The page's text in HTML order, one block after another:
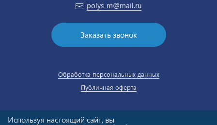
polys_m@mail.ru
Заказать звонок
Обработка персональных данных
Публичная оферта
Используя настоящий сайт, вы